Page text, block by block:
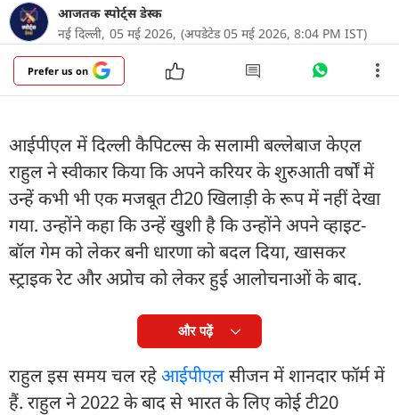
आजतक स्पोर्ट्स डेस्क
नई दिल्ली, 05 मई 2026, (अपडेटेड 05 मई 2026, 8:04 PM IST)
Prefer us on
आईपीएल में दिल्ली कैपिटल्स के सलामी बल्लेबाज केएल
राहुल ने स्वीकार किया कि अपने करियर के शुरुआती वर्षों में
उन्हें कभी भी एक मजबूत टी20 खिलाड़ी के रूप में नहीं देखा
गया. उन्होंने कहा कि उन्हें खुशी है कि उन्होंने अपने व्हाइट-
बॉल गेम को लेकर बनी धारणा को बदल दिया, खासकर
स्ट्राइक रेट और अप्रोच को लेकर हुई आलोचनाओं के बाद.
और पढ़ें
राहुल इस समय चल रहेआईपीएलसीजन में शानदार फॉर्म में
हैं. राहुल ने 2022 के बाद से भारत के लिए कोई टी20